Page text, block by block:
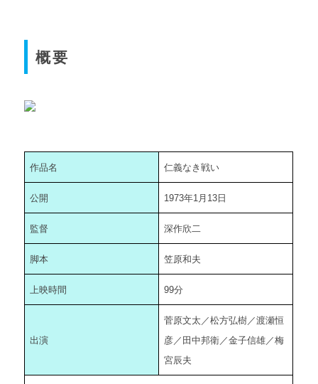
概要
作品名 仁義なき戦い
公開 1973年1月13日
監督 深作欣二
脚本 笠原和夫
上映時間 99分
出演
菅原文太／松方弘樹／渡瀬恒
彦／田中邦衛／金子信雄／梅
宮辰夫